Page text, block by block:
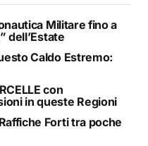
Militare fino a
dell’Estate
Caldo Estremo:
con
in queste Regioni
Forti tra poche